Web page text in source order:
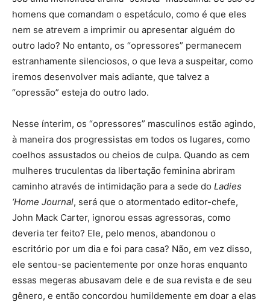
homens que comandam o espetáculo, como é que eles
nem se atrevem a imprimir ou apresentar alguém do
outro lado? No entanto, os “opressores” permanecem
estranhamente silenciosos, o que leva a suspeitar, como
iremos desenvolver mais adiante, que talvez a
“opressão” esteja do outro lado.
Nesse ínterim, os “opressores” masculinos estão agindo,
à maneira dos progressistas em todos os lugares, como
coelhos assustados ou cheios de culpa. Quando as cem
mulheres truculentas da libertação feminina abriram
caminho através de intimidação para a sede do Ladies
‘Home Journal, será que o atormentado editor-chefe,
John Mack Carter, ignorou essas agressoras, como
deveria ter feito? Ele, pelo menos, abandonou o
escritório por um dia e foi para casa? Não, em vez disso,
ele sentou-se pacientemente por onze horas enquanto
essas megeras abusavam dele e de sua revista e de seu
gênero, e então concordou humildemente em doar a elas